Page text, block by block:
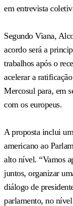
em entrevista
Segundo Viana,
acordo será a
trabalhos após o
acelerar a
Mercosul para, em
com os europeus.
A proposta inclui
americano ao
alto nível. “Vamos
juntos, organizar
diálogo de
parlamento, no